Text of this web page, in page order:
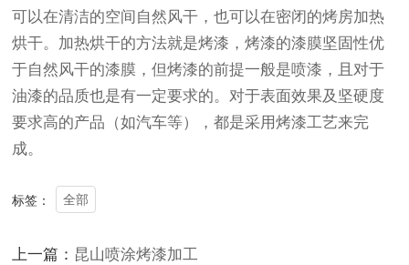
可以在清洁的空间自然风干，也可以在密闭的烤房加热
烘干。加热烘干的方法就是烤漆，烤漆的漆膜坚固性优
于自然风干的漆膜，但烤漆的前提一般是喷漆，且对于
油漆的品质也是有一定要求的。对于表面效果及坚硬度
要求高的产品（如汽车等），都是采用烤漆工艺来完
成。
标签： 全部
上一篇： 昆山喷涂烤漆加工